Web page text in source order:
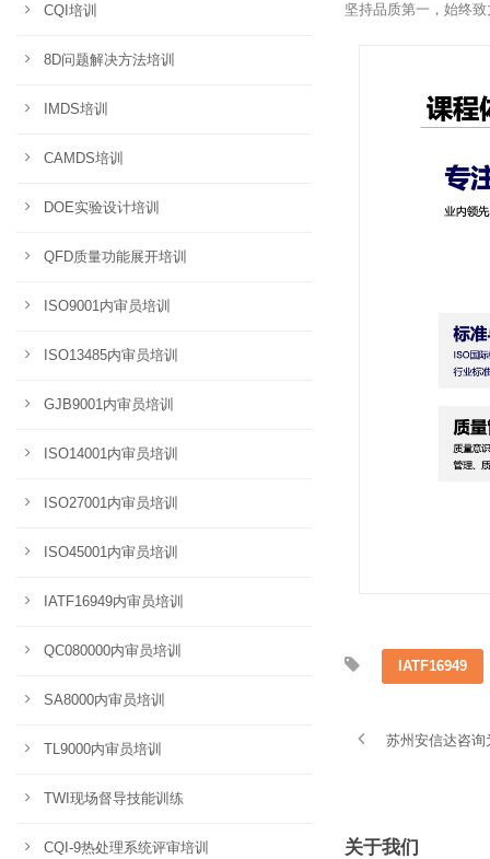
坚持品质第一，始终
IATF16949
苏州安信达咨询
关于我们
CQI培训
8D问题解决方法培训
IMDS培训
CAMDS培训
DOE实验设计培训
QFD质量功能展开培训
ISO9001内审员培训
ISO13485内审员培训
GJB9001内审员培训
ISO14001内审员培训
ISO27001内审员培训
ISO45001内审员培训
IATF16949内审员培训
QC080000内审员培训
SA8000内审员培训
TL9000内审员培训
TWI现场督导技能训练
CQI-9热处理系统评审培训